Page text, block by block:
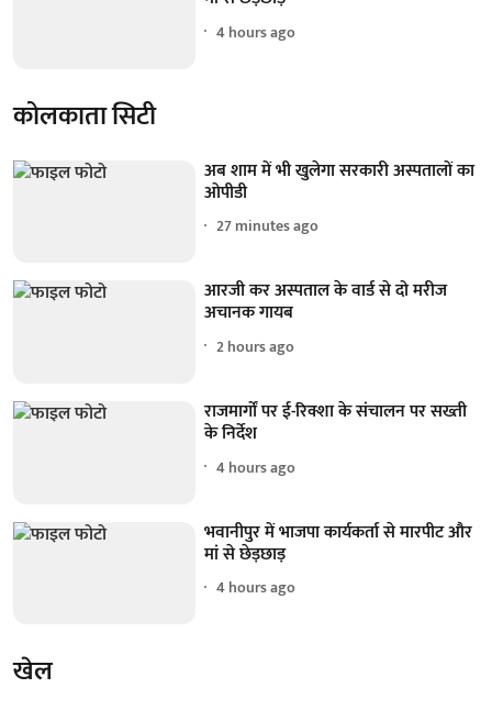
4 hours ago
कोलकाता सिटी
अब शाम में भी खुलेगा सरकारी अस्पतालों का
ओपीडी
27 minutes ago
आरजी कर अस्पताल के वार्ड से दो मरीज
अचानक गायब
2 hours ago
राजमार्गों पर ई-रिक्शा के संचालन पर सख्ती
के निर्देश
4 hours ago
भवानीपुर में भाजपा कार्यकर्ता से मारपीट और
मां से छेड़छाड़
4 hours ago
खेल